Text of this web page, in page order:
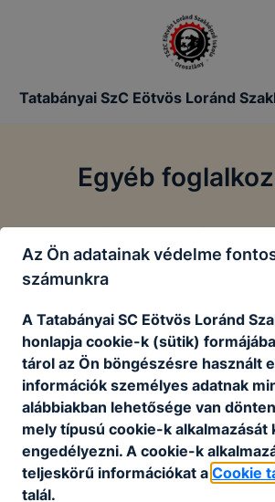
Tatabányai SzC Eötvös Loránd
Egyéb
/ /
Partnereink
Az Ön adatainak védelme
számunkra
A Tatabányai SC Eötvös Loránd
honlapja cookie-k (sütik)
tárol az Ön böngészésre használt
információk személyes adatnak
alábbiakban lehetősége van
mely típusú cookie-k alkalmazását
engedélyezni. A cookie-k
teljeskörű információkat a Cookie
talál.